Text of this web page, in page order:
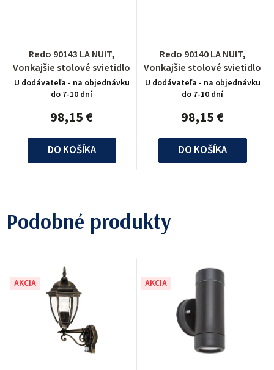
Redo 90143 LA NUIT,
Vonkajšie stolové svietidlo
U dodávateľa - na objednávku
do 7-10 dní
98,15 €
DO KOŠÍKA
Redo 90140 LA NUIT,
Vonkajšie stolové svietidlo
U dodávateľa - na objednávku
do 7-10 dní
98,15 €
DO KOŠÍKA
Podobné produkty
AKCIA AKCIA